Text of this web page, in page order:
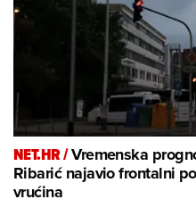
NET.HR /Vremenska
Ribarić najavio frontalni
vrućina